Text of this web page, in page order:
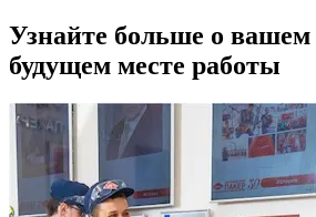
Узнайте больше о вашем
будущем месте работы